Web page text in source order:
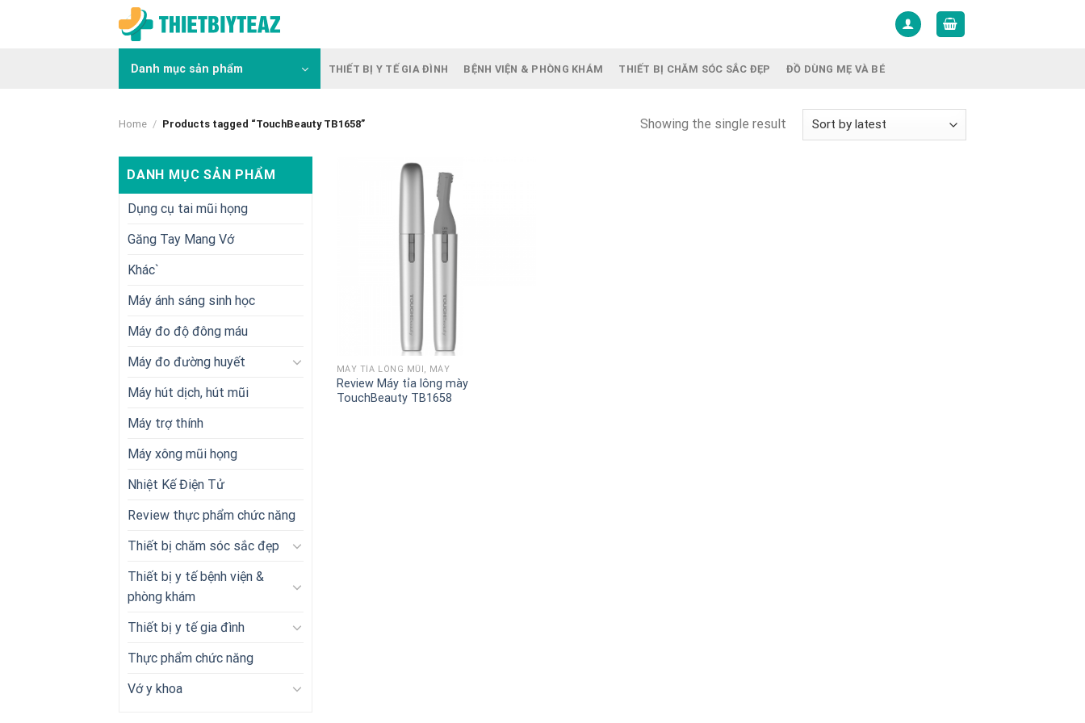
Danh mục sản phẩm THIẾT BỊ Y TẾ GIA ĐÌNH BỆNH VIỆN & PHÒNG KHÁM THIẾT BỊ CHĂM SÓC SẮC ĐẸP ĐỒ DÙNG MẸ VÀ BÉ
Home / Products tagged “TouchBeauty TB1658” Showing the single result
DANH MỤC SẢN PHẨM
Dụng cụ tai mũi họng
Găng Tay Mang Vớ
Khác`
Máy ánh sáng sinh học
Máy đo độ đông máu
Máy đo đường huyết
Máy hút dịch, hút mũi
Máy trợ thính
Máy xông mũi họng
Nhiệt Kế Điện Tử
Review thực phẩm chức năng
Thiết bị chăm sóc sắc đẹp
Thiết bị y tế bệnh viện &
phòng khám
Thiết bị y tế gia đình
Thực phẩm chức năng
Vớ y khoa
MÁY TỈA LÔNG MŨI, MÀY
Review Máy tỉa lông mày
TouchBeauty TB1658